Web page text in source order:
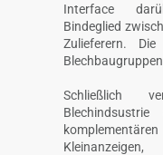
Interface
Bindeglied
Zulieferern.
Schließlich